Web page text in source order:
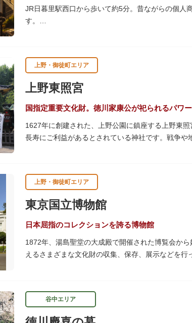
JR日暮里駅西口から歩いて約5分。昔ながらの個人
す。
谷中銀座商店街は1945年頃に自然発生的に生まれ
の下町レトロを感じられるスポットとして、近隣住
上野・御徒町エリア
上野東照宮
国指定重要文化財。徳川家康公が祀られるパワ
1627年に創建された、上野公園に鎮座する上野東
長寿にご利益があるとされている神社です。戦争
贅沢に金箔が使われた豪華絢爛な金色殿（社殿）
ために建てられたそう。社殿内部は文化財保護のた
いかがでしょうか。
授与所では、期間・数量限定のお守りや御朱印も
上野・御徒町エリア
東京国立博物館
日本屈指のコレクションを誇る博物館
1872年、湯島聖堂の大成殿で開催された博覧会か
えるさまざまな文化財の収集、保存、展示などを行
帝冠様式の代表的建築物である本館をはじめとす
てみてはいかがでしょうか。
吹き抜けのエントランスに大理石の大階段がある
谷中エリア